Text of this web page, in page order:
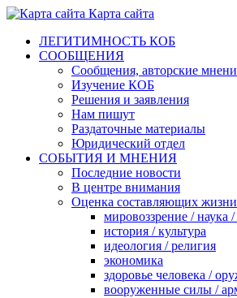
Карта сайта
ЛЕГИТИМНОСТЬ КОБ
СООБЩЕНИЯ
Сообщения, авторские
Изучение КОБ
Решения и заявления
Нам пишут
Раздаточные материалы
Юридический отдел
СОБЫТИЯ И МНЕНИЯ
Последние новости
В центре внимания
Оценка составляющих
мировоззрение / наука
история / культура
идеология / религия
экономика
здоровье человека /
вооруженные силы /